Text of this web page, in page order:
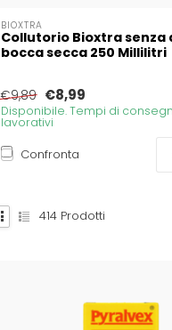
BIOXTRA
Collutorio Bioxtra senza
bocca secca 250 Millilitri
€9,89 €8,99
Disponibile. Tempi di
lavorativi
Confronta
414 Prodotti